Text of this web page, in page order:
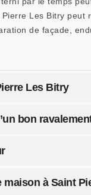
Les Bitry
de façade,
Les Bitry
bon
à Saint